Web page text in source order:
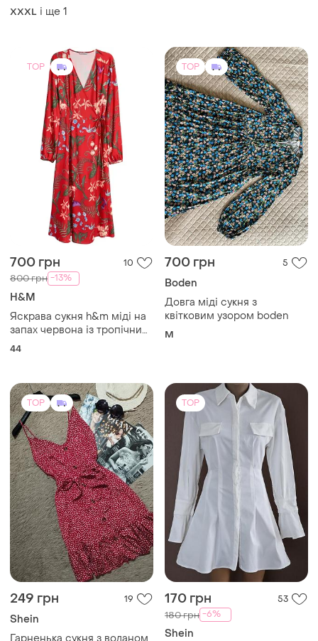
XXXL і ще 1
TOP
700 грн 10
800 грн -13%
H&M
Яскрава сукня h&m міді на
запах червона із тропічним
принтом, eur 44
44
TOP
700 грн 5
Boden
Довга міді сукня з
квітковим узором boden
M
TOP
249 грн 19
Shein
TOP
170 грн 53
180 грн -6%
Shein